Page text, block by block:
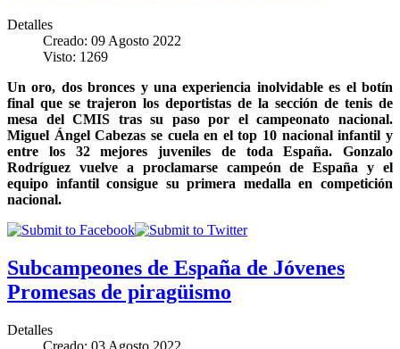
Detalles
Creado: 09 Agosto 2022
Visto: 1269
Un oro, dos bronces y una experiencia inolvidable es el botín
final que se trajeron los deportistas de la sección de tenis de
mesa del CMIS tras su paso por el campeonato nacional.
Miguel Ángel Cabezas se cuela en el top 10 nacional infantil y
entre los 32 mejores juveniles de toda España. Gonzalo
Rodríguez vuelve a proclamarse campeón de España y el
equipo infantil consigue su primera medalla en competición
nacional.
Subcampeones de España de Jóvenes
Promesas de piragüismo
Detalles
Creado: 03 Agosto 2022